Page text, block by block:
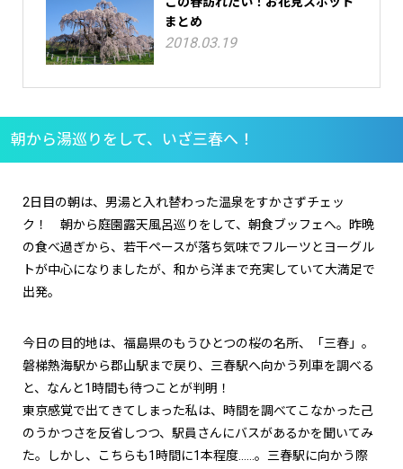
まとめ
2018.03.19
朝から湯巡りをして、いざ三春へ！
2日目の朝は、男湯と入れ替わった温泉をすかさずチェッ
ク！ 朝から庭園露天風呂巡りをして、朝食ブッフェへ。昨晩
の食べ過ぎから、若干ペースが落ち気味でフルーツとヨーグル
トが中心になりましたが、和から洋まで充実していて大満足で
出発。
今日の目的地は、福島県のもうひとつの桜の名所、「三春」。
磐梯熱海駅から郡山駅まで戻り、三春駅へ向かう列車を調べる
と、なんと1時間も待つことが判明！
東京感覚で出てきてしまった私は、時間を調べてこなかった己
のうかつさを反省しつつ、駅員さんにバスがあるかを聞いてみ
た。しかし、こちらも1時間に1本程度……。三春駅に向かう際